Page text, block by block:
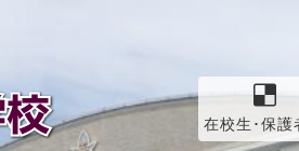
在校生･保護